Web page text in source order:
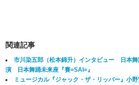
関連記事
市川染五郎（松本錦升）インタビュー 日本舞
演 日本舞踊未来座『賽=SAI=』
ミュージカル『ジャック・ザ・リッパー』小